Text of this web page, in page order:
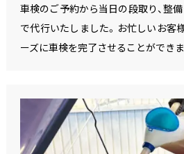
車検のご予約から当日の段取り、整備
で代行いたしました。お忙しいお客
ーズに車検を完了させることができま